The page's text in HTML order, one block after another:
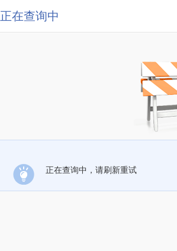
正在查询中
正在查询中，请刷新重试